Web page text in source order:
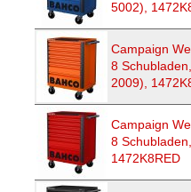
5002),
Campaign
8
2009),
Campaign
8
1472K8RED